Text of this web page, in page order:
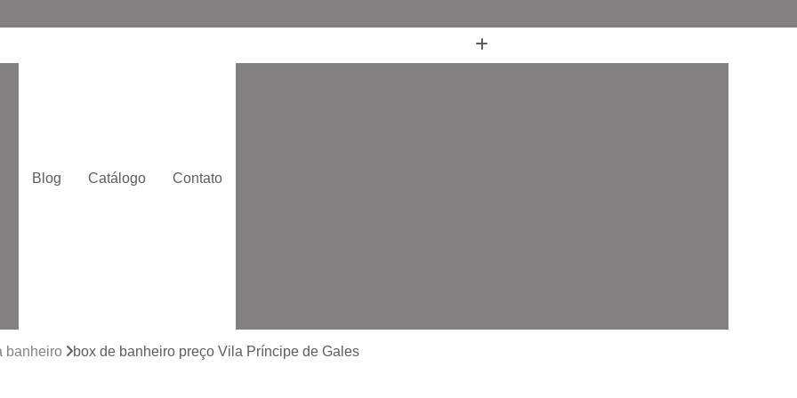
Blog Catálogo Contato
Box de Vidro Sanfonado ABC
banheiro box de banheiro preço Vila Príncipe de Gales